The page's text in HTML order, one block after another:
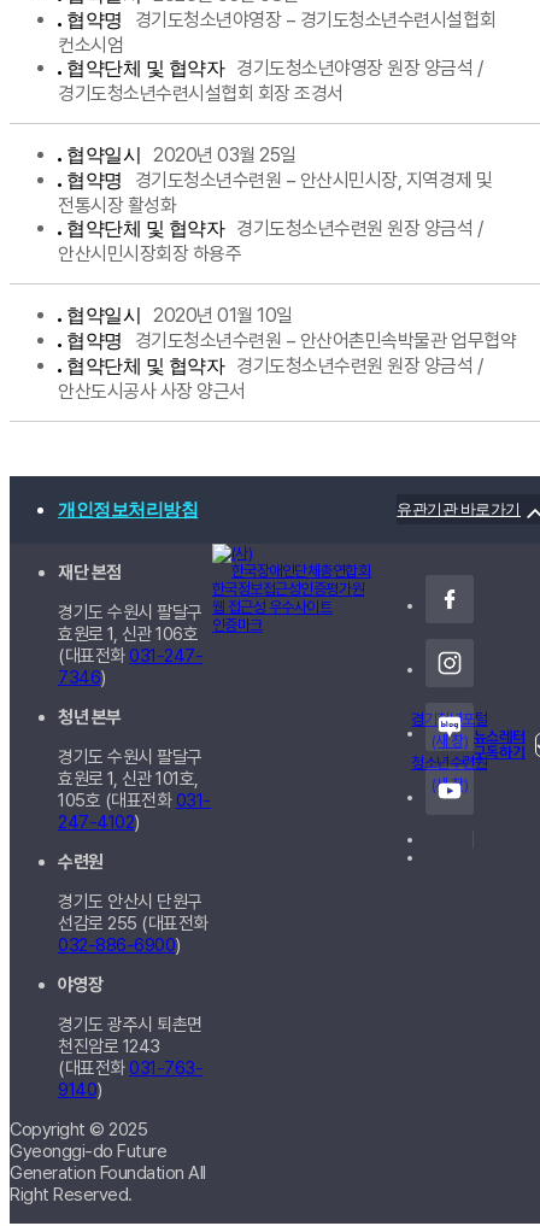
협약명
경기도청소년야영장 − 경기도청소년수련시설협회
컨소시엄
협약단체 및 협약자
경기도청소년야영장 원장 양금석 /
경기도청소년수련시설협회 회장 조경서
협약일시 2020년 03월 25일
협약명
경기도청소년수련원 − 안산시민시장, 지역경제 및
전통시장 활성화
협약단체 및 협약자
경기도청소년수련원 원장 양금석 /
안산시민시장회장 하용주
협약일시 2020년 01월 10일
협약명 경기도청소년수련원 − 안산어촌민속박물관 업무협약
협약단체 및 협약자
경기도청소년수련원 원장 양금석 /
안산도시공사 사장 양근서
개인정보처리방침 유관기관 바로가기
재단 본점
경기도 수원시 팔달구
효원로 1, 신관106호
(대표전화031-247-
7346)
청년 본부
경기도 수원시 팔달구
효원로 1, 신관101호,
105호 (대표전화031-
247-4102)
수련원
경기도 안산시 단원구
선감로 255 (대표전화
032-886-6900)
야영장
경기도 광주시 퇴촌면
천진암로 1243
(대표전화031-763-
9140)
Copyright © 2025
Gyeonggi-do Future
Generation Foundation All
Right Reserved.
경기청년포털
(새 창)
청소년수련원
(새 창)
뉴스레터
구독하기